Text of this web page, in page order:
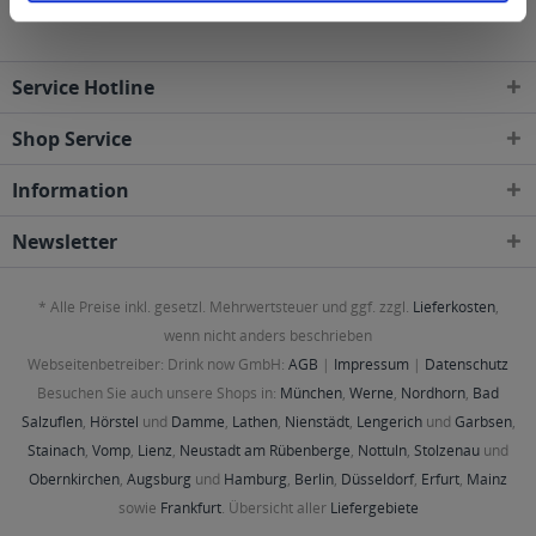
Service Hotline
Shop Service
Information
Newsletter
* Alle Preise inkl. gesetzl. Mehrwertsteuer und ggf. zzgl. Lieferkosten,
wenn nicht anders beschrieben
Webseitenbetreiber: Drink now GmbH: AGB | Impressum | Datenschutz
Besuchen Sie auch unsere Shops in: München, Werne, Nordhorn, Bad
Salzuflen, Hörstel und Damme, Lathen, Nienstädt, Lengerichund Garbsen,
Stainach, Vomp, Lienz, Neustadt am Rübenberge, Nottuln, Stolzenau und
Obernkirchen, Augsburg und Hamburg, Berlin, Düsseldorf, Erfurt, Mainz
sowie Frankfurt. Übersicht aller Liefergebiete